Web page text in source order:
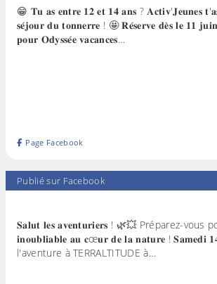
😁 𝐓𝐮 𝐚𝐬 𝐞𝐧𝐭𝐫𝐞 𝟏𝟐 𝐞𝐭 𝟏𝟒 𝐚𝐧𝐬 ? 𝐀𝐜𝐭𝐢𝐯'𝐉𝐞𝐮𝐧𝐞𝐬
𝐬𝐞́𝐣𝐨𝐮𝐫 𝐝𝐮 𝐭𝐨𝐧𝐧𝐞𝐫𝐫𝐞 ! 🤩 𝐑𝐞́𝐬𝐞𝐫𝐯𝐞 𝐝𝐞̀𝐬 𝐥𝐞 𝟏𝟏
𝐩𝐨𝐮𝐫 𝐎𝐝𝐲𝐬𝐬𝐞́𝐞 𝐯𝐚𝐜𝐚𝐧𝐜𝐞𝐬…
Page Facebook
Publié sur Facebook
𝐒𝐚𝐥𝐮𝐭 𝐥𝐞𝐬 𝐚𝐯𝐞𝐧𝐭𝐮𝐫𝐢𝐞𝐫𝐬 ! 🌿💥 Préparez-vous
𝐢𝐧𝐨𝐮𝐛𝐥𝐢𝐚𝐛𝐥𝐞 𝐚𝐮 𝐜œ𝐮𝐫 𝐝𝐞 𝐥𝐚 𝐧𝐚𝐭𝐮𝐫𝐞 ! 𝐒𝐚𝐦𝐞𝐝𝐢
l'aventure à TERRALTITUDE à…